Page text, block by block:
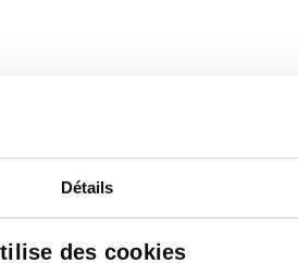
Détails
des cookies